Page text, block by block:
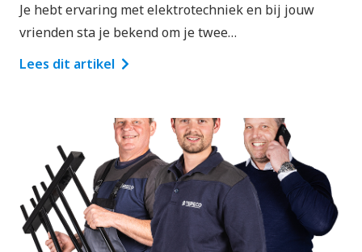
Je hebt ervaring met elektrotechniek en bij jouw
vrienden sta je bekend om je twee…
Lees dit artikel